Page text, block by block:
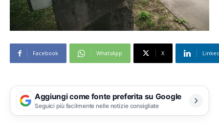
Facebook WhatsApp X
Aggiungi come fonte preferita su Google
Seguici più facilmente nelle notizie consigliate